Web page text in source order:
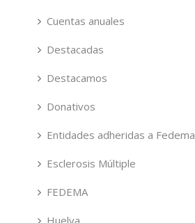
Cuentas anuales
Destacadas
Destacamos
Donativos
Entidades adheridas a Fedema
Esclerosis Múltiple
FEDEMA
Huelva